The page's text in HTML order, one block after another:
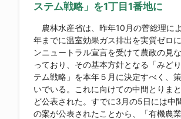
ステム戦略」を1丁目1番地に
農林水産省は、昨年10月の菅総理に
年までに温室効果ガス排出を実質ゼロ
ンニュートラル宣言を受けて農政の見
っており、その基本方針となる「みど
テム戦略」を本年５月に決定すべく、
いでいる。これに向けての中間とりま
ど公表された。すでに3月の5日には中
の案が公表されたことから、「有機農